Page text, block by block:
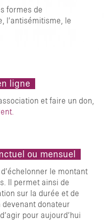
formes de
l’antisémitisme, le
ligne
et faire un don,
ou mensuel
le montant
Il permet ainsi de
sur la durée et de
devenant donateur
pour aujourd’hui